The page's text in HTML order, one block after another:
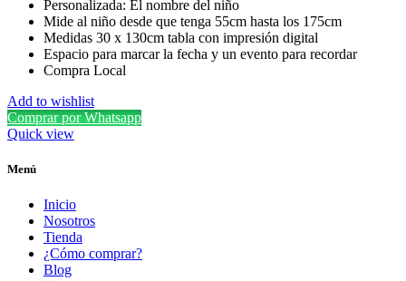
Personalizada: El nombre del niño
Mide al niño desde que tenga 55cm hasta los 175cm
Medidas 30 x 130cm tabla con impresión digital
Espacio para marcar la fecha y un evento para recordar
Compra Local
Add to wishlist
Comprar por Whatsapp
Quick view
Menú
Inicio
Nosotros
Tienda
¿Cómo comprar?
Blog